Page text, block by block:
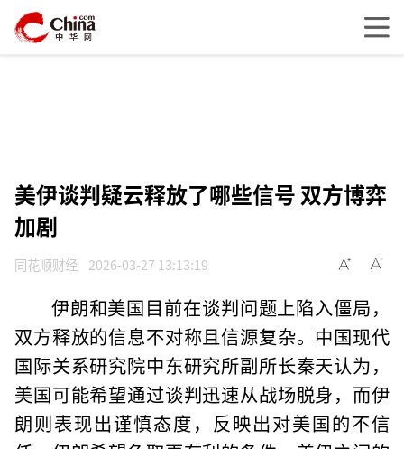
美伊谈判疑云释放了哪些信号 双方博弈
加剧
同花顺财经 2026-03-27 13:13:19
伊朗和美国目前在谈判问题上陷入僵局，
双方释放的信息不对称且信源复杂。中国现代
国际关系研究院中东研究所副所长秦天认为，
美国可能希望通过谈判迅速从战场脱身，而伊
朗则表现出谨慎态度，反映出对美国的不信